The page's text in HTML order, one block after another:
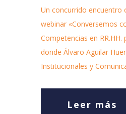
Un concurrido encuentro
webinar «Conversemos
Competencias en
donde Álvaro Aguilar
Institucionales y
Leer más